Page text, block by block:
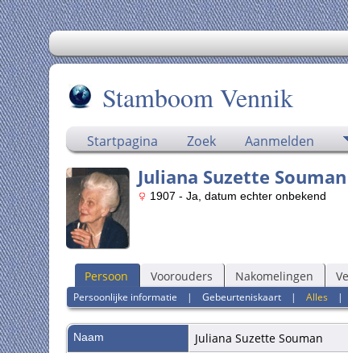
Stamboom Vennik
Startpagina Zoek Aanmelden
Juliana Suzette Souman
1907 - Ja, datum echter onbekend
Persoon Voorouders Nakomelingen
Persoonlijke informatie | Gebeurteniskaart| Alles |
Naam Juliana Suzette Souman